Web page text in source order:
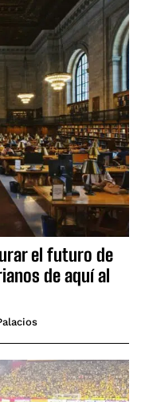
el futuro de
de aquí al